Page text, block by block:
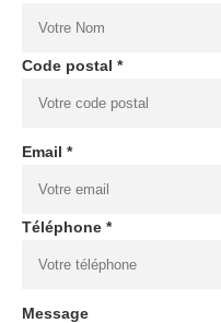
Code postal *
Email *
Téléphone *
Message